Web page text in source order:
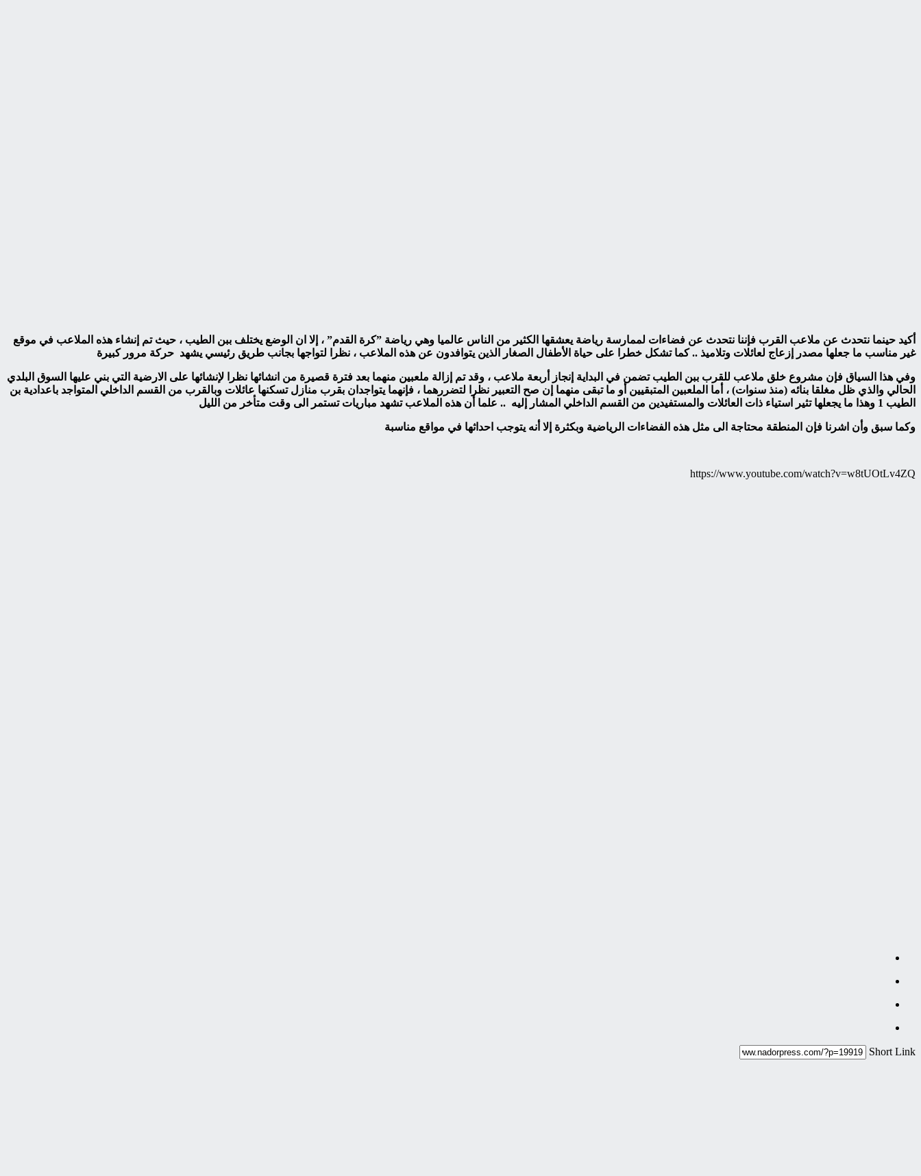
أكيد حينما نتحدث عن ملاعب القرب فإننا نتحدث عن فضاءات لممارسة رياضة يعشقها الكثير من الناس عالميا وهي رياضة ”كرة القدم” ، إلا ان الوضع يختلف ببن الطيب ، حيث تم إنشاء هذه الملاعب في موقع
غير مناسب ما جعلها مصدر إزعاج لعائلات وتلاميذ .. كما تشكل خطرا على حياة الأطفال الصغار الذين يتوافدون عن هذه الملاعب ، نظرا لتواجها بجانب طريق رئيسي يشهد حركة مرور كبيرة
وفي هذا السياق فإن مشروع خلق ملاعب للقرب ببن الطيب تضمن في البداية إنجاز أربعة ملاعب ، وقد تم إزالة ملعبين منهما بعد فترة قصيرة من انشائها نظرا لإنشائها على الارضية التي بني عليها السوق البلدي
الحالي والذي ظل مغلقا بنائه (منذ سنوات) ، أما الملعبين المتبقيين أو ما تبقى منهما إن صح التعبير نظرا لتضررهما ، فإنهما يتواجدان بقرب منازل تسكنها عائلات وبالقرب من القسم الداخلي المتواجد باعدادية بن
الطيب 1 وهذا ما يجعلها تثير استياء ذات العائلات والمستفيدين من القسم الداخلي المشار إليه .. علما أن هذه الملاعب تشهد مباريات تستمر الى وقت متأخر من الليل
وكما سبق وأن اشرنا فإن المنطقة محتاجة الى مثل هذه الفضاءات الرياضية وبكثرة إلا أنه يتوجب احداثها في مواقع مناسبة
https://www.youtube.com/watch?v=w8tUOtLv4ZQ
Short Link